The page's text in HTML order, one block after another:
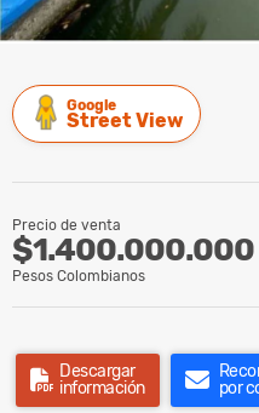
Google
Street View
Precio de venta
$1.400.000.000
Pesos Colombianos
Descargar
información
por